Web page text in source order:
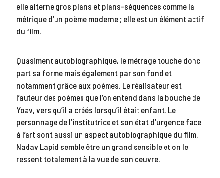
elle alterne gros plans et plans-séquences comme la
métrique d’un poème moderne ; elle est un élément actif
du film.
Quasiment autobiographique, le métrage touche donc
part sa forme mais également par son fond et
notamment grâce aux poèmes. Le réalisateur est
l’auteur des poèmes que l’on entend dans la bouche de
Yoav, vers qu’il a créés lorsqu’il était enfant. Le
personnage de l’institutrice et son état d’urgence face
à l’art sont aussi un aspect autobiographique du film.
Nadav Lapid semble être un grand sensible et on le
ressent totalement à la vue de son oeuvre.